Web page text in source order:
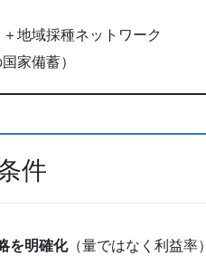
地域採種ネットワーク
家備蓄）
件
を明確化（量ではなく利益率）